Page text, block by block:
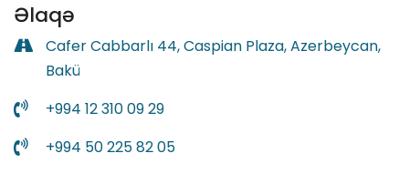
Əlaqə
Cafer Cabbarlı 44, Caspian Plaza, Azerbeycan,
Bakü
+994 12 310 09 29
+994 50 225 82 05